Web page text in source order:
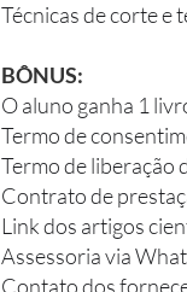
Técnicas de corte e
BÔNUS:
O aluno ganha 1
Termo de
Termo de liberação
Contrato de
Link dos artigos
Assessoria via
Contato dos